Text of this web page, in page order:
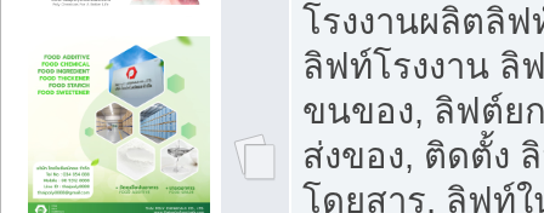
โรงงานผลิตลิ
ลิฟท์โรงงาน ลิ
ขนของ, ลิฟต์ย
ส่งของ, ติดตั้ง
โดยสาร, ลิฟท์